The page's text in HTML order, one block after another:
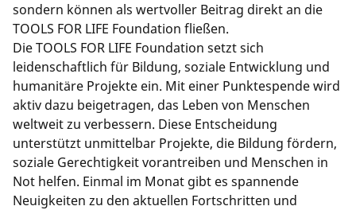
sondern können als wertvoller Beitrag direkt an die
TOOLS FOR LIFE Foundation fließen.
Die TOOLS FOR LIFE Foundation setzt sich
leidenschaftlich für Bildung, soziale Entwicklung und
humanitäre Projekte ein. Mit einer Punktespende wird
aktiv dazu beigetragen, das Leben von Menschen
weltweit zu verbessern. Diese Entscheidung
unterstützt unmittelbar Projekte, die Bildung fördern,
soziale Gerechtigkeit vorantreiben und Menschen in
Not helfen. Einmal im Monat gibt es spannende
Neuigkeiten zu den aktuellen Fortschritten und